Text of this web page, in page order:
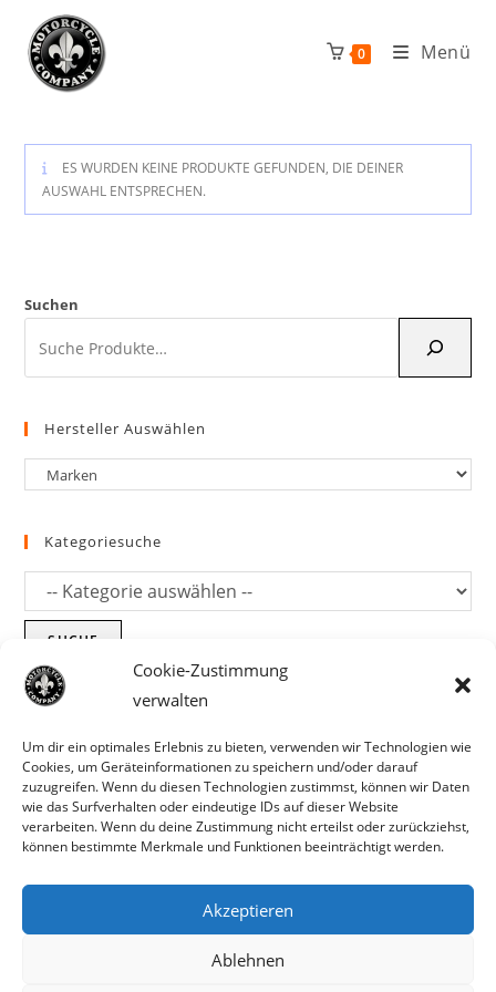
Cookie-Zustimmung
verwalten
Um dir ein optimales Erlebnis zu bieten, verwenden wir Technologien wie
Cookies, um Geräteinformationen zu speichern und/oder darauf
zuzugreifen. Wenn du diesen Technologien zustimmst, können wir Daten
wie das Surfverhalten oder eindeutige IDs auf dieser Website
verarbeiten. Wenn du deine Zustimmung nicht erteilst oder zurückziehst,
können bestimmte Merkmale und Funktionen beeinträchtigt werden.
Akzeptieren
Ablehnen
Parts für Harley Davidson, Indian und
Inhalt
springen
0 Menü
ES WURDEN KEINE PRODUKTE GEFUNDEN, DIE DEINER
AUSWAHL ENTSPRECHEN.
Suchen
Hersteller Auswählen
Kategoriesuche
SUCHE